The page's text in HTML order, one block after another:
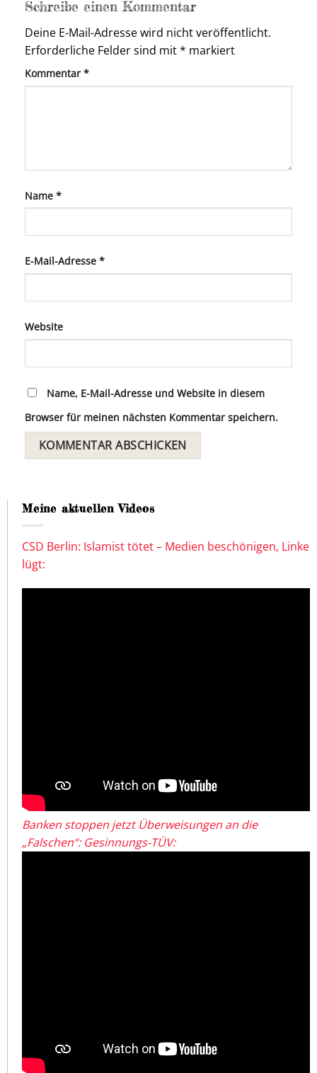
Schreibe einen Kommentar
Deine E-Mail-Adresse wird nicht veröffentlicht.
Erforderliche Felder sind mit* markiert
Kommentar *
Name *
E-Mail-Adresse *
Website
Name, E-Mail-Adresse und Website in diesem
Browser für meinen nächsten Kommentar speichern.
Meine aktuellen Videos
CSD Berlin: Islamist tötet – Medien beschönigen, Linke
lügt:
Banken stoppen jetzt Überweisungen an die
„Falschen“: Gesinnungs-TÜV: